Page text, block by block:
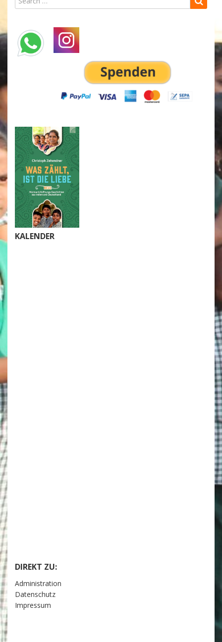
KALENDER
DIREKT ZU:
Administration
Datenschutz
Impressum